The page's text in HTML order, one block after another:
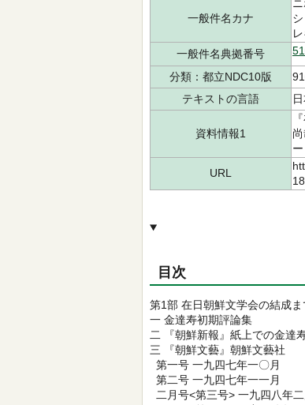
一般件名カナ
一般件名典拠番号
分類：都立NDC10版
テキストの言語
資料情報1
URL
目次
第1部 在日朝鮮文学会の結成ま
一 金達寿初期評論集
二 『朝鮮新報』紙上での金達
三 『朝鮮文藝』朝鮮文藝社
第一号 一九四七年一〇月
第二号 一九四七年一一月
二月号<第三号> 一九四八年二